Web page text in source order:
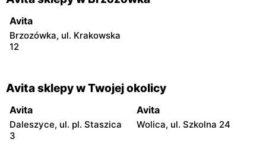
Avita
Brzozówka, ul. Krakowska
12
Avita sklepy w Twojej okolicy
Avita
Daleszyce, ul. pl. Staszica
3
Avita
Wolica, ul. Szkolna 24